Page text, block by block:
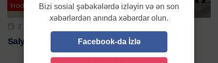
Hadisə
2 NOY 2024 | 11:27
Salyanda ağır qəza - Bir ailənin 4 üzvü yaralandı
Bizi sosial şəbəkələrdə izləyin və ən son
xəbərlərdən anında xəbərdar olun.
Facebook-da İzlə